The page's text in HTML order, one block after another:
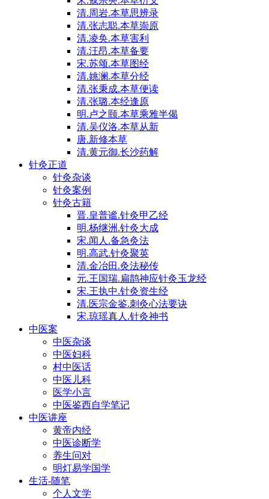
清.周岩.本草思辨录
清.张志聪.本草崇原
清.凌奂.本草害利
清.汪昂.本草备要
宋.苏颂.本草图经
清.姚澜.本草分经
清.张秉成.本草便读
清.张璐.本经逢原
明.卢之颐.本草乘雅半偈
清.吴仪洛.本草从新
唐.新修本草
清.黄元御.长沙药解
针灸正道
针灸杂谈
针灸案例
针灸古籍
晋.皇普谧.针灸甲乙经
明.杨继洲.针灸大成
宋.闻人.备急灸法
明.高武.针灸聚英
清.金冶田.灸法秘传
元.王国瑞.扁鹊神应针灸玉龙经
宋.王执中.针灸资生经
清.医宗金鉴.刺灸心法要诀
宋.琼瑶真人.针灸神书
中医案
中医杂谈
中医妇科
村中医话
中医儿科
医学小言
中医鉴西自学笔记
中医讲座
黄帝内经
中医诊断学
养生问对
明灯易学国学
生活-随笔
个人文学